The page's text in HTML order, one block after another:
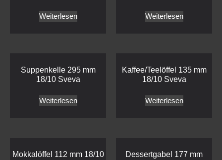
Weiterlesen Weiterlesen
Suppenkelle 295 mm
18/10 Sveva
Weiterlesen
Kaffee/Teelöffel 135 mm
18/10 Sveva
Weiterlesen
Mokkalöffel 112 mm 18/10
Dessertgabel 177 mm